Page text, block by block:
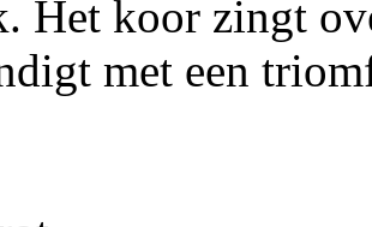
Het koor zingt
met een